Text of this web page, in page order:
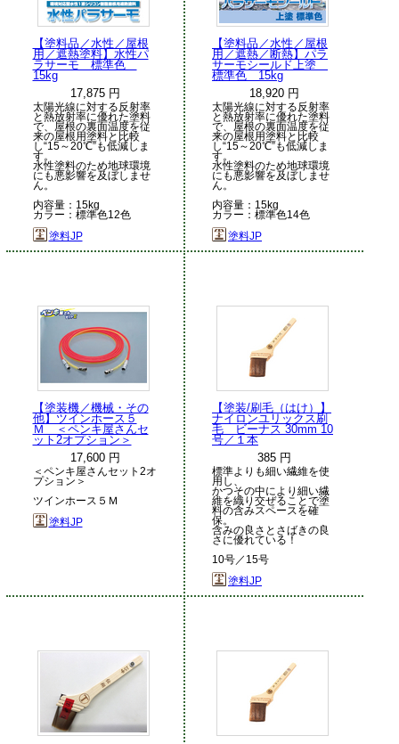
【塗料品／水性／屋根
用／遮熱塗料】水性パ
ラサーモ 標準色
15kg
17,875 円
太陽光線に対する反射率
と熱放射率に優れた塗料
で、屋根の裏面温度を従
来の屋根用塗料と比較
し“15～20℃”も低減しま
す。
水性塗料のため地球環境
にも悪影響を及ぼしませ
ん。
内容量：15kg
カラー：標準色12色
塗料JP
【塗料品／水性／屋根
用／遮熱／断熱】パラ
サーモシールド上塗
標準色 15kg
18,920 円
太陽光線に対する反射率
と熱放射率に優れた塗料
で、屋根の裏面温度を従
来の屋根用塗料と比較
し“15～20℃”も低減しま
す。
水性塗料のため地球環境
にも悪影響を及ぼしませ
ん。
内容量：15kg
カラー：標準色14色
塗料JP
【塗装機／機械・その
他】ツインホース５
Ｍ ＜ペンキ屋さんセ
ット2オプション＞
17,600 円
＜ペンキ屋さんセット2オ
プション＞
ツインホース５Ｍ
塗料JP
【塗装/刷毛（はけ）】
ナイロンユリックス刷
毛 ビーナス 30mm 10
号／１本
385 円
標準よりも細い繊維を使
用し、
かつその中により細い繊
維を織り交ぜることで塗
料の含みスペースを確
保。
含みの良さとさばきの良
さに優れている！
10号／15号
塗料JP